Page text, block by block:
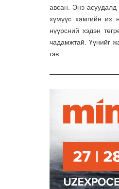
авсан. Энэ асуудалд
хүмүүс хамгийн их
нүүрсний хэдэн
чадамжтай. Үүнийг
гэв.